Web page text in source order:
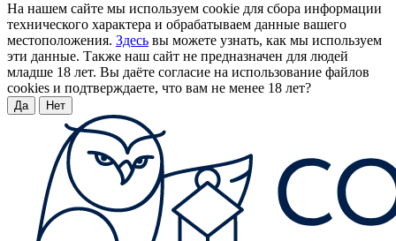
На нашем сайте мы используем cookie для сбора информации
технического характера и обрабатываем данные вашего
местоположения. Здесь вы можете узнать, как мы используем
эти данные. Также наш сайт не предназначен для людей
младше 18 лет. Вы даёте согласие на использование файлов
cookies и подтверждаете, что вам не менее 18 лет?
Да Нет